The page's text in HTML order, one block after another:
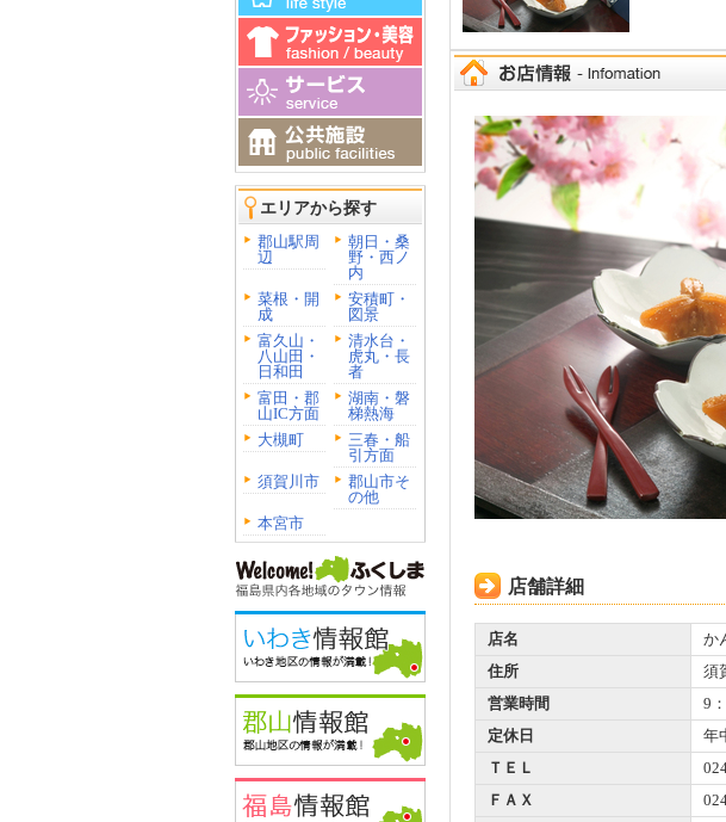
エリアから探す
郡山駅周
辺
朝日・桑
野・西ノ
内
菜根・開
成
安積町・
図景
富久山・
八山田・
日和田
清水台・
虎丸・長
者
富田・郡
山IC方面
湖南・磐
梯熱海
大槻町
三春・船
引方面
須賀川市
郡山市そ
の他
本宮市
店舗詳細
店名
か
住所
須
営業時間
9
定休日
年
ＴＥＬ
ＦＡＸ